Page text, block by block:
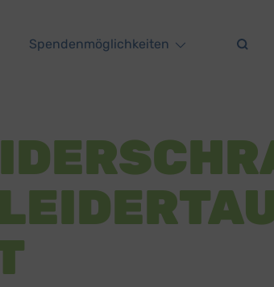
Spendenmöglichkeiten